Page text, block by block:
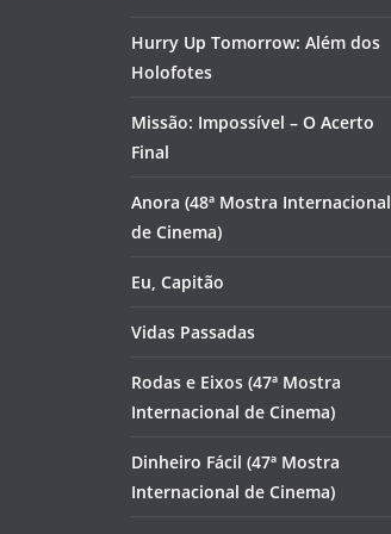
Hurry Up Tomorrow: Além dos
Holofotes
Missão: Impossível – O Acerto
Final
Anora (48ª Mostra Internacional
de Cinema)
Eu, Capitão
Vidas Passadas
Rodas e Eixos (47ª Mostra
Internacional de Cinema)
Dinheiro Fácil (47ª Mostra
Internacional de Cinema)